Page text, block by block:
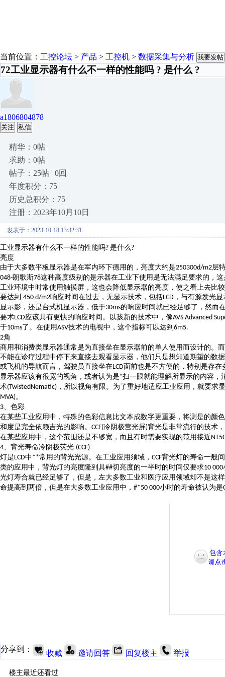
当前位置： 工控论坛 > 产品 > 工控机 > 数据采集与分析 我要发帖
72工业显示器有什么不一样的性能吗 ? 是什么 ?
a1806804878
关注 私信
精华：0帖
求助：0帖
帖子：25帖 | 0回
年度积分：75
历史总积分：75
注册：2023年10月10日
发表于：2023-10-18 13:32:31
工业显示器有什么不一样的性能吗? 是什么?
亮度
由于大多数平板显示器是在军内环下德用的，亮度大约是250300d/m2层
048-朗歌斯78这种高度级别的是示器在工业下使用是无法满足要求的，
工业环境中时常使用触摸屏，这也会降低显示器的亮度，使之看上去比
要达到 450 d/m2响应时间在过去，无显示技术，包括LCD ，与有源发光
显示影，还是台式机显示器，低于30ms的响应时间就已经足够了，然而
要术LCD应该具有更快的响应时间。以孩新的技术中，像AVS Advanced
于10ms了。在使用ASV技术的电视中，这个指标可以达到 6m5.
2角
商用和消费类显示器通常是为直接坐在显示器前的单人使用而设计的。
不能在诊疗过程中停下来直接去观看显示器，他们只是想知道期望的数
或飞机的导航而言，驾驶员直接坐在LCD面前也是不方便的，特别是存
显示器应该有很宽的视角，或者认为是“扫一眼就能理解所显示的内容，
术(TwistedNematic) ，所以视角有限。为了重好地适应工业应用，就要求
MVA)。
3、色彩
在某些工业应用中，特殊的色彩信息比文本成数字更重要，将测是的颜
和度是完全依赖吉光的影响。 CCF(冷阴极营光屏)背光是非常流行的技术
在某些应用中，这个范围还是不够宽，而且有时需要实现的范用接近
4、背光寿命冷阴极荧光 (CCF)
灯是LCD中**常用的背光光源。在工业应用须域， CCF背光灯的寿命一般
类的应用中，背光灯的亮度隆到具##切亮度的一半时的时间仅要求10 000
光灯寿合就已经足够了，但是，左大多数工业和医疗应用领域却不是这
命提高到两倍，但是在大多数工业应用中， #*50 000小时的寿命被认为是
分享到： 收藏 邀请回答 回复楼主 举报
楼主最近还看过